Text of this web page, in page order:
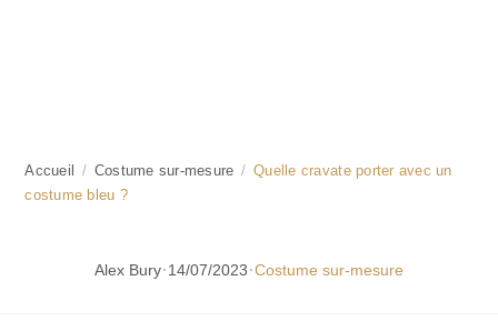
Accueil / Costume sur-mesure / Quelle cravate porter avec un
costume bleu ?
Alex Bury·14/07/2023·Costume sur-mesure